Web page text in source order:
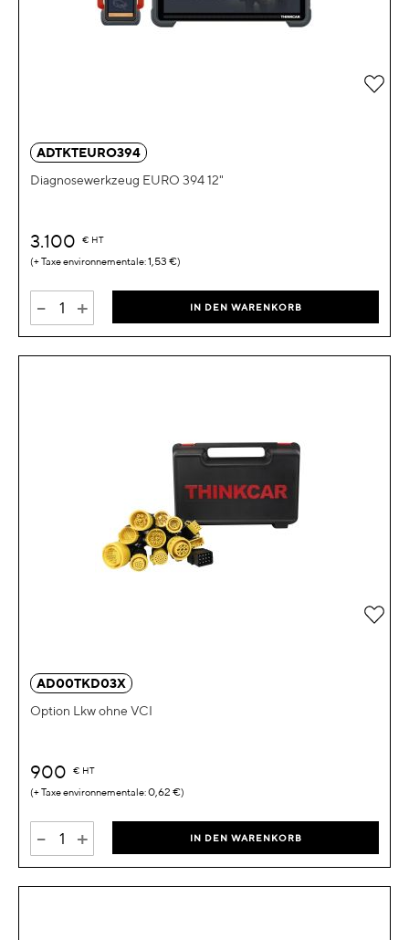
ADTKTEURO394
Diagnosewerkzeug EURO 394 12"
3.100 € HT
1,53 €
- + IN DEN WARENKORB
Zur
AD00TKD03X
Option Lkw ohne VCI
900 € HT
0,62 €
- + IN DEN WARENKORB
Zur